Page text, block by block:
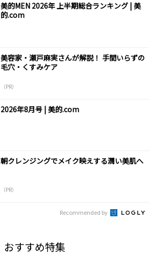
美的MEN 2026年 上半期総合ランキング | 美
的.com
美容家・瀬戸麻実さんが解説！ 手間いらずの
毛穴・くすみケア
（PR）
2026年8月号 | 美的.com
朝クレンジングでメイク映えする潤い美肌へ
（PR）
Recommended by
おすすめ特集